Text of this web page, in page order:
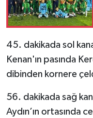
45. dakikada sol
Kenan'ın pasında
dibinden kornere
56. dakikada sağ
Aydın’ın ortasında